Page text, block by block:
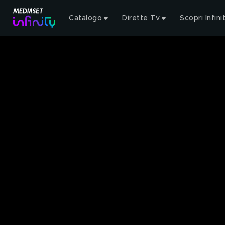
Catalogo Dirette Tv Scopri